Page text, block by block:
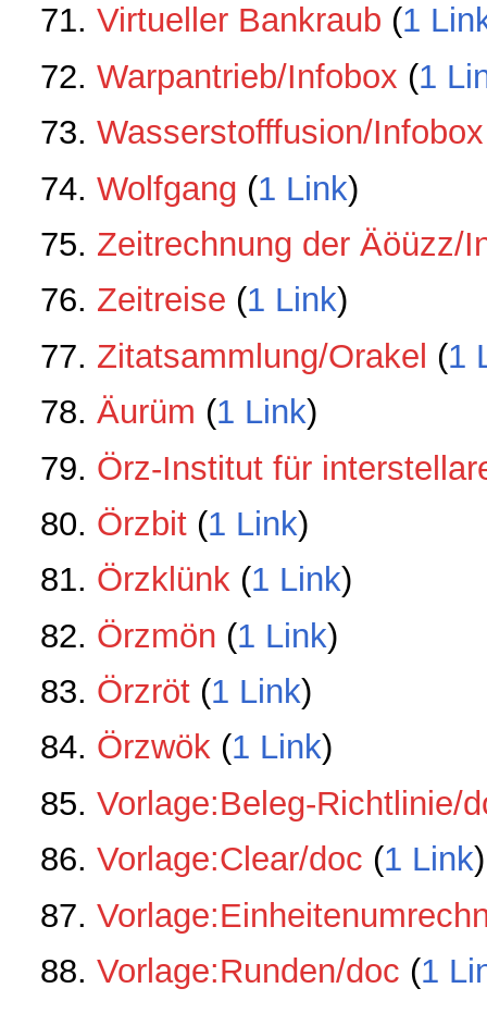
Virtueller Bankraub ‏‎ (1
Warpantrieb/Infobox ‏‎ (1
Wasserstofffusion/Infobox
Wolfgang ‏‎ (1 Link)
Zeitrechnung der Äöüzz/
Zeitreise ‏‎ (1 Link)
Zitatsammlung/Orakel ‏‎ (1
Äurüm ‏‎ (1 Link)
Örz-Institut für
Örzbit‏‎ (1 Link)
Örzklünk‏‎ (1 Link)
Örzmön ‏‎ (1 Link)
Örzröt‏‎ (1 Link)
Örzwök‏‎ (1 Link)
Vorlage:Beleg-Richtlinie/
Vorlage:Clear/doc ‏‎ (1 Link)
Vorlage:Runden/doc ‏‎ (1